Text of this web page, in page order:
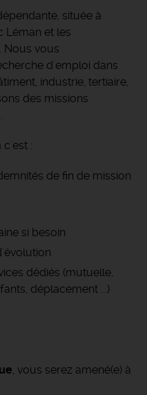
située à
Léman et les
Nous vous
d'emploi dans
industrie, tertiaire,
des missions
c'est :
de fin de mission
si besoin
dédiés (mutuelle,
déplacement ...)
, vous serez amené(e) à